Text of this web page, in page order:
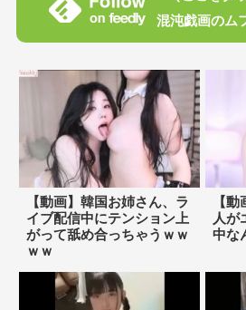
混沌戯画のム
【動画】韓国お姉さん、ラ
イブ配信中にテンション上
がって舐め合っちゃうｗｗ
ｗｗ
【
人が
中な